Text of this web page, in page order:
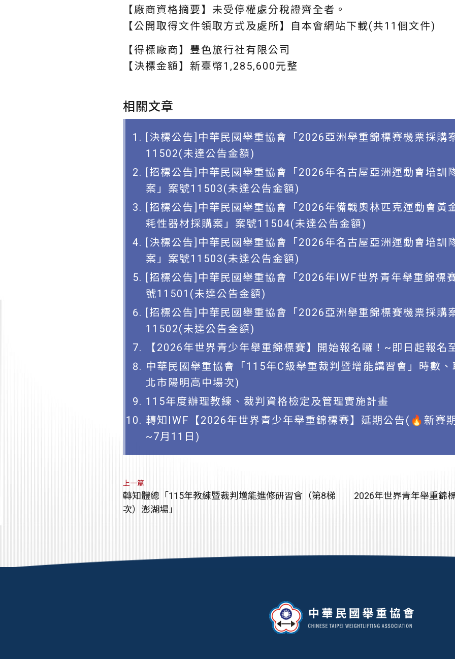
【廠商資格摘要】未受停權處分稅證齊全者。
【公開取得文件領取方式及處所】自本會網站下載(共11個文件)
【得標廠商】豐色旅行社有限公司
【決標金額】新臺幣1,285,600元整
相關文章
[決標公告]中華民國舉重協會「2026亞洲舉重錦標賽機票採購
11502(未達公告金額)
[招標公告]中華民國舉重協會「2026年名古屋亞洲運動會培訓
案」案號11503(未達公告金額)
[招標公告]中華民國舉重協會「2026年備戰奧林匹克運動會黃
耗性器材採購案」案號11504(未達公告金額)
[決標公告]中華民國舉重協會「2026年名古屋亞洲運動會培訓
案」案號11503(未達公告金額)
[招標公告]中華民國舉重協會「2026年IWF世界青年舉重錦標
號11501(未達公告金額)
[招標公告]中華民國舉重協會「2026亞洲舉重錦標賽機票採購
11502(未達公告金額)
【2026年世界青少年舉重錦標賽】開始報名囉！~即日起報名
中華民國舉重協會「115年C級舉重裁判暨增能講習會」時數
北市陽明高中場次)
115年度辦理教練、裁判資格檢定及管理實施計畫
轉知IWF【2026年世界青少年舉重錦標賽】延期公告(🔥新賽
~7月11日)
上一篇
轉知體總「115年教練暨裁判增能進修研習會（第8梯
次）澎湖場」
2026年世界青年舉重錦